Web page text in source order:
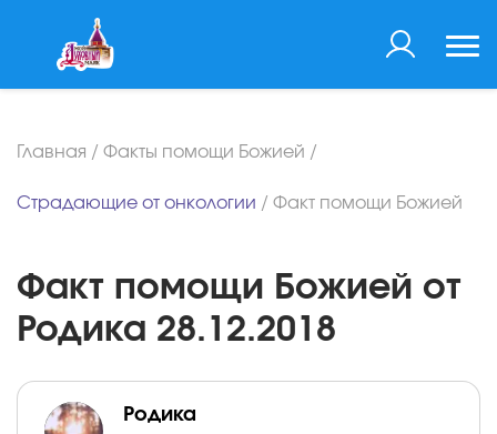
Главная / Факты помощи Божией /
Страдающие от онкологии / Факт помощи Божией
Факт помощи Божией от
Родика 28.12.2018
Родика